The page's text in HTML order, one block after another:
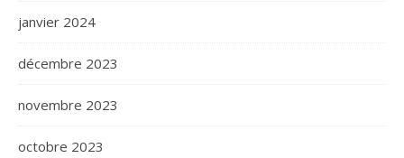
janvier 2024
décembre 2023
novembre 2023
octobre 2023